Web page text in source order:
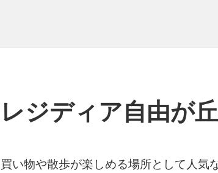
レジディア自由が
買い物や散歩が楽しめる場所として人気